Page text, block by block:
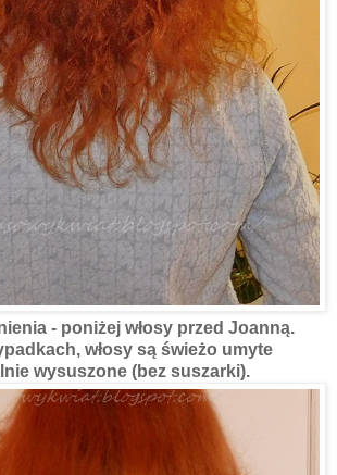
- poniżej włosy przed Joanną.
włosy są świeżo umyte
wysuszone (bez suszarki).